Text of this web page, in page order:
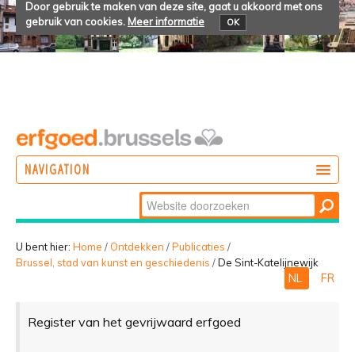
Door gebruik te maken van deze site, gaat u akkoord met ons
gebruik van cookies. Meer informatie OK
NAVIGATION
BELEVEN
Zoek
Geavanceerd
zoeken...
U bent hier: Home / Ontdekken /Publicaties /
Brussel, stad van kunst en geschiedenis /De Sint-Katelijnewijk
NL FR
Register van het gevrijwaard erfgoed